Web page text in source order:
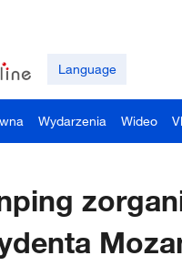
Language
Wydarzenia Wideo